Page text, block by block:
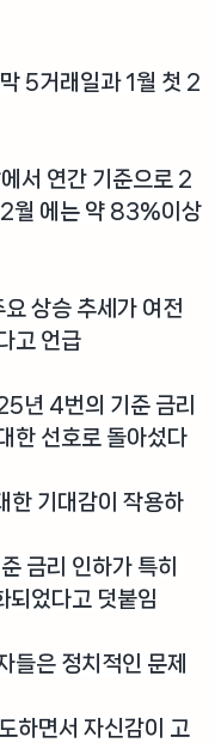
5거래일과 1월 첫 2
서 연간 기준으로 2
월 에는 약 83%이상
상승 추세가 여전
고 언급
년 4번의 기준 금리
한 선호로 돌아섰다
한 기대감이 작용하
금리 인하가 특히
되었다고 덧붙임
들은 정치적인 문제
하면서 자신감이 고